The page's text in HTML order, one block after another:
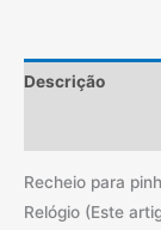
Descrição
Recheio para
Relógio (Este